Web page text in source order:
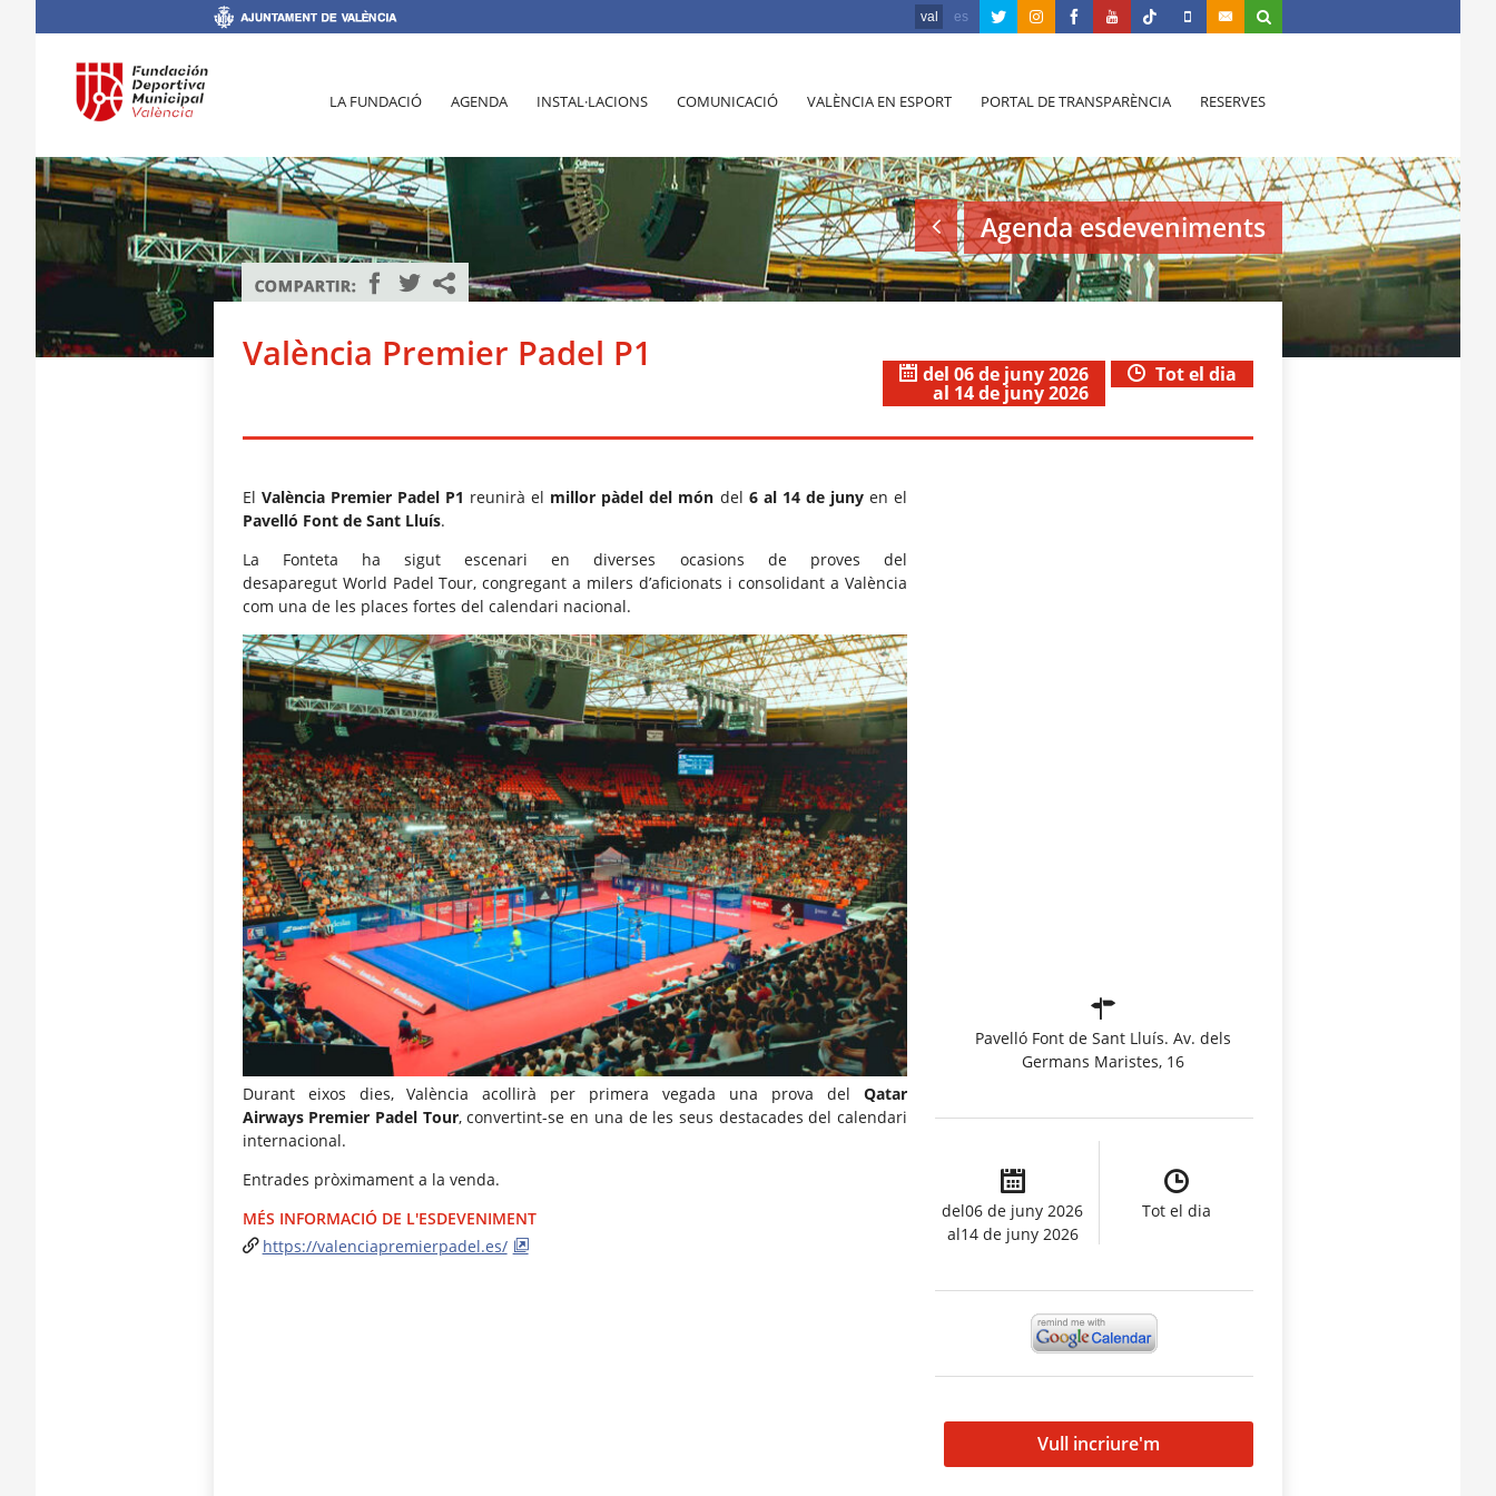
val es
LA FUNDACIÓ AGENDA INSTAL·LACIONS COMUNICACIÓ VALÈNCIA EN ESPORT PORTAL DE TRANSPARÈNCIA RESERVES
Agenda esdeveniments
València Premier Padel P1
Tot el dia
del 06 de juny 2026
al 14 de juny 2026
El València Premier Padel P1 reunirà el millor pàdel del món del 6 al 14 de junyen el
Pavelló Font de Sant Lluís.
La Fonteta ha sigut escenari en diverses ocasions de proves del
desaparegut World Padel Tour, congregant a milers d’aficionats i consolidant a València
com una de les places fortes del calendari nacional.
Durant eixos dies, València acollirà per primera vegada una prova delQatar
Airways Premier Padel Tour, convertint-se en una de les seus destacades del calendari
internacional.
Entrades pròximament a la venda.
MÉS INFORMACIÓ DE L'ESDEVENIMENT
https://valenciapremierpadel.es/
Pavelló Font de Sant Lluís. Av. dels
Germans Maristes, 16
del06 de juny 2026
al14 de juny 2026
Tot el dia
Vull incriure'm